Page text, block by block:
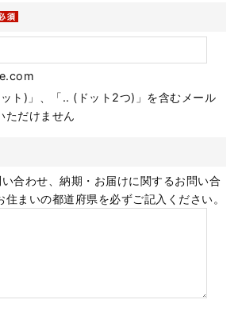
ト)」、「.. (ドット2つ)」を含むメール
ただけません
合わせ、納期・お届けに関するお問い合
まいの都道府県を必ずご記入ください。